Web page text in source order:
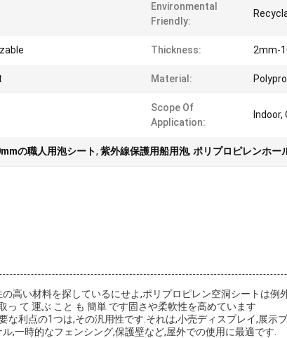
Environmental
Friendly:
Thickness: 2mm-
Material:
Scope Of
Application:
の職人用泡シート, 紫外線保護用船用泡, ポリプロピレンホー
高い材料を探しているにせよ,ポリプロピレン空洞シートは例
っ て 運ぶ こと も 簡単 です固さや柔軟性を高めています
な利点の1つは,その汎用性です.それは,小売ディスプレイ,展示
,一時的なフェンシング,保護壁など,屋外での使用に最適です.